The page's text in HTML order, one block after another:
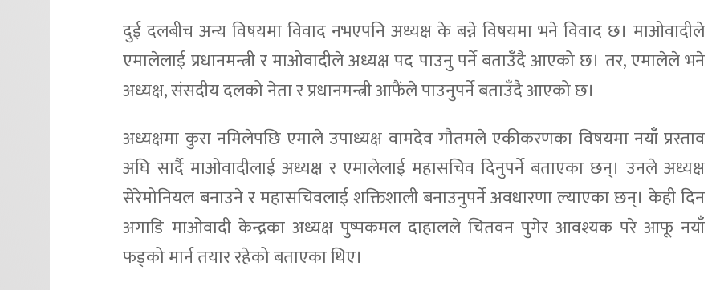
दुई दलबीच अन्य विषयमा विवाद नभएपनि अध्यक्ष के बन्ने विषयमा भने विवाद छ। माओवादीले
एमालेलाई प्रधानमन्त्री र माओवादीले अध्यक्ष पद पाउनु पर्ने बताउँदै आएको छ। तर, एमालेले भने
अध्यक्ष, संसदीय दलको नेता र प्रधानमन्त्री आफैंले पाउनुपर्ने बताउँदै आएको छ।
अध्यक्षमा कुरा नमिलेपछि एमाले उपाध्यक्ष वामदेव गौतमले एकीकरणका विषयमा नयाँ प्रस्ताव
अघि सार्दै माओवादीलाई अध्यक्ष र एमालेलाई महासचिव दिनुपर्ने बताएका छन्। उनले अध्यक्ष
सेरेमोनियल बनाउने र महासचिवलाई शक्तिशाली बनाउनुपर्ने अवधारणा ल्याएका छन्। केही दिन
अगाडि माओवादी केन्द्रका अध्यक्ष पुष्पकमल दाहालले चितवन पुगेर आवश्यक परे आफू नयाँ
फड्को मार्न तयार रहेको बताएका थिए।